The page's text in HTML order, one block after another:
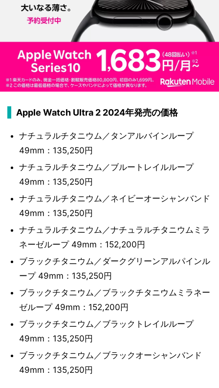
Apple Watch Ultra 2 2024年発売の価格
ナチュラルチタニウム／タンアルバインループ
49mm：135,250円
ナチュラルチタニウム／ブルートレイルループ
49mm：135,250円
ナチュラルチタニウム／ネイビーオーシャンバンド
49mm：135,250円
ナチュラルチタニウム／ナチュラルチタニウムミラ
ネーゼループ 49mm：152,200円
ブラックチタニウム／ダークグリーンアルパインル
ープ 49mm：135,250円
ブラックチタニウム／ブラックチタニウムミラネー
ゼループ 49mm：152,200円
ブラックチタニウム／ブラックトレイルループ
49mm：135,250円
ブラックチタニウム／ブラックオーシャンバンド
49mm：135,250円